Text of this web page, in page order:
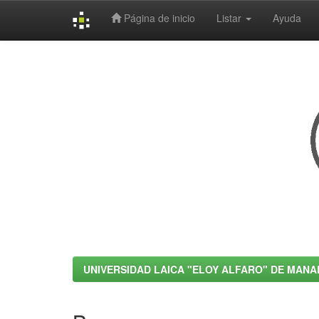
Página de inicio Listar Ayuda
UNIVERSIDAD LAICA "ELOY ALFARO" DE